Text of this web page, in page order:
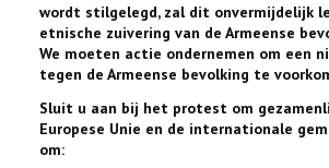
wordt stilgelegd, zal dit onvermijdelijk
etnische zuivering van de Armeense
We moeten actie ondernemen om een
tegen de Armeense bevolking te
Sluit u aan bij het protest om
Europese Unie en de internationale
om: